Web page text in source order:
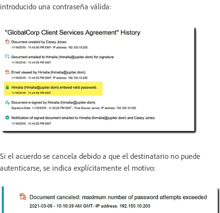
introducido una contraseña válida:
Si el acuerdo se cancela debido a que el destinatario no puede
autenticarse, se indica explícitamente el motivo: